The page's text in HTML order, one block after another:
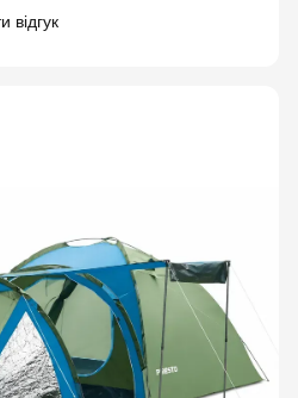
відгук